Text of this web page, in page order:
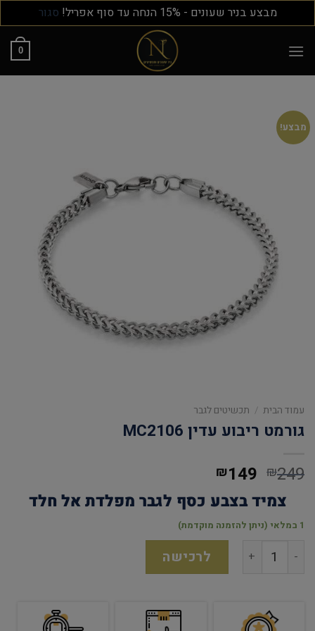
מבצע בניר שעונים - 15% הנחה עד סוף אפריל! סגור
0
מבצע!
עמוד הבית / תכשיטים לגבר
גורמט ריבוע עדין MC2106
₪249
₪149
צמיד בצבע כסף לגבר מפלדת אל חלד
1 במלאי (ניתן להזמנה מוקדמת)
לרכישה